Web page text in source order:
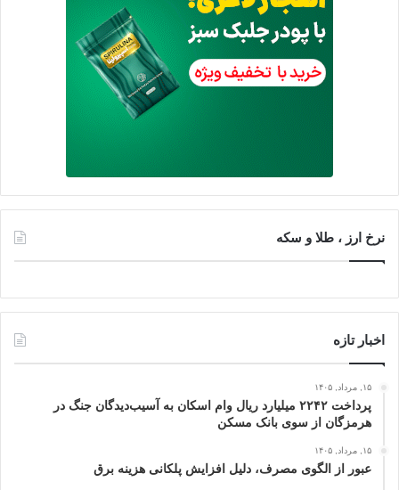
نرخ ارز ، طلا و سکه
اخبار تازه
۱۵, مرداد, ۱۴۰۵
پرداخت ۲۲۴۲ میلیارد ریال وام اسکان به آسیب‌دیدگان جنگ در
هرمزگان از سوی بانک مسکن
۱۵, مرداد, ۱۴۰۵
عبور از الگوی مصرف، دلیل افزایش پلکانی هزینه برق